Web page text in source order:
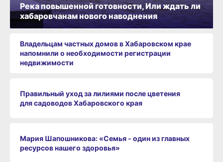
Река повышенной готовности, Или ждать ли
хабаровчанам нового наводнения
Владельцам частных домов в Хабаровском крае
напомнили о необходимости регистрации
недвижимости
Правильный уход за лилиями после цветения
для садоводов Хабаровского края
Мария Шапошникова: «Семья - один из главных
ресурсов нашего здоровья»